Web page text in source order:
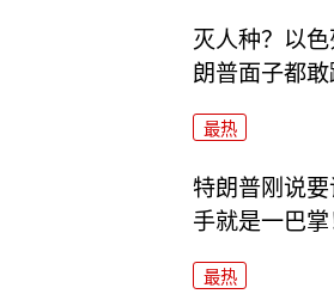
灭人种？以
朗普面子都敢
最热
特朗普刚说
手就是一巴掌
最热